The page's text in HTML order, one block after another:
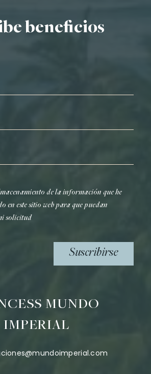
beneficios
de la información que he
en este sitio web para que puedan
solicitud
Suscribirse
MUNDO
IMPERIAL